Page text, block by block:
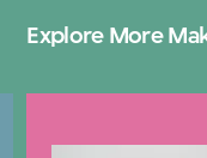
Explore More